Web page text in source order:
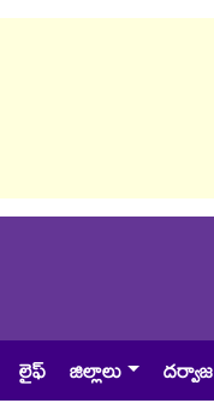
లైఫ్ జిల్లాలు దర్వాజ